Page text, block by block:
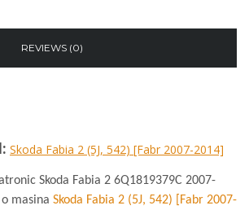
REVIEWS (0)
Skoda Fabia 2 (5J, 542) [Fabr 2007-2014]
Skoda Fabia 2 6Q1819379C 2007-
masina Skoda Fabia 2 (5J, 542) [Fabr 2007-